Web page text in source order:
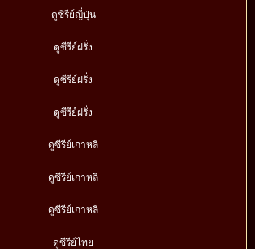
ดูซีรีย์ญี่ปุ่น
ดูซีรีย์ฝรั่ง
ดูซีรีย์ฝรั่ง
ดูซีรีย์ฝรั่ง
ดูซีรีย์เกาหลี
ดูซีรีย์เกาหลี
ดูซีรีย์เกาหลี
ดูซีรีย์ไทย